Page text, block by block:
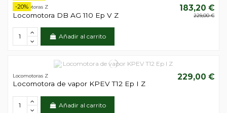
-20%
Locomotoras Z
Locomotora DB AG 110 Ep V Z
183,20 €
229,00 €
Añadir al carrito
Locomotoras Z
Locomotora de vapor KPEV T12 Ep I Z
229,00 €
Añadir al carrito